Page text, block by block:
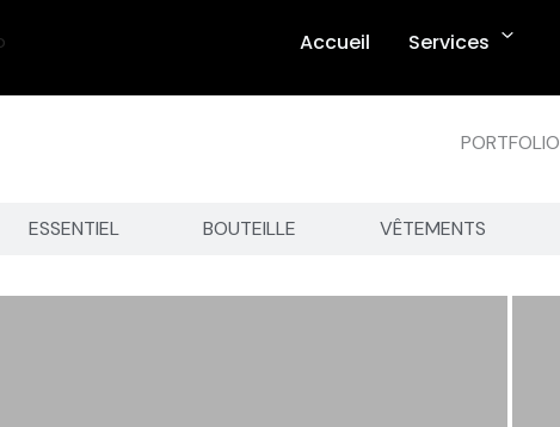
Accueil Services
PORTFOLIO
ESSENTIEL BOUTEILLE VÊTEMENTS